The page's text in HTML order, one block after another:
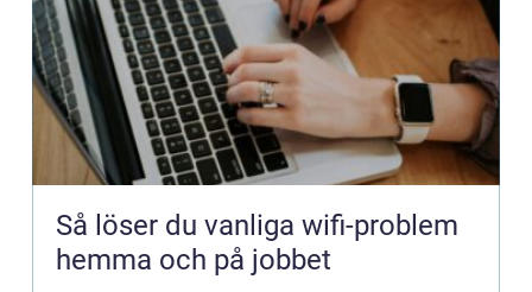
Så löser du vanliga wifi-problem
hemma och på jobbet